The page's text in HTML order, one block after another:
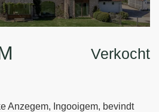
Verkocht
Anzegem, Ingooigem, bevindt